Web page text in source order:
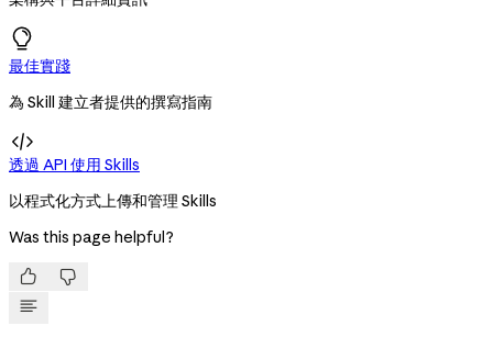
最佳實踐
為 Skill 建立者提供的撰寫指南

透過 API 使用 Skills
以程式化方式上傳和管理 Skills
Was this page helpful?
 